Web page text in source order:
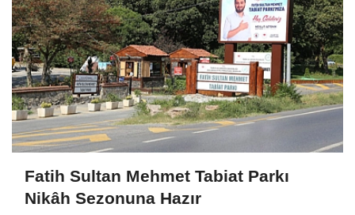
Fatih Sultan Mehmet Tabiat Parkı
Nikâh Sezonuna Hazır